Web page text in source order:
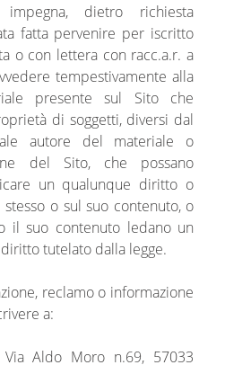
dietro richiesta
fatta pervenire per iscritto
o con lettera con racc.a.r. a
tempestivamente alla
presente sul Sito che
di soggetti, diversi dal
autore del materiale o
del Sito, che possano
un qualunque diritto o
o sul suo contenuto, o
il suo contenuto ledano un
tutelato dalla legge.
reclamo o informazione
a:
Aldo Moro n.69, 57033